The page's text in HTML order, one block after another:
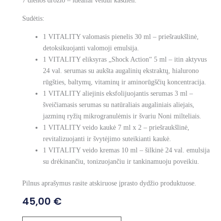
Sudėtis:
1 VITALITY valomasis pienelis 30 ml – priešraukšlinė,
detoksikuojanti valomoji emulsija.
1 VITALITY eliksyras „Shock Action“ 5 ml – itin aktyvus
24 val. serumas su aukšta augalinių ekstraktų, hialurono
rūgšties, baltymų, vitaminų ir aminorūgščių koncentracija.
1 VITALITY aliejinis eksfolijuojantis serumas 3 ml –
šveičiamasis serumas su natūraliais augaliniais aliejais,
jazminų ryžių mikrogranulėmis ir švariu Noni milteliais.
1 VITALITY veido kaukė 7 ml x 2 – priešraukšlinė,
revitalizuojanti ir švytėjimo suteikianti kaukė.
1 VITALITY veido kremas 10 ml – šilkinė 24 val. emulsija
su drėkinančiu, tonizuojančiu ir tankinamuoju poveikiu.
Pilnus aprašymus rasite atskiruose įprasto dydžio produktuose.
45,00 €